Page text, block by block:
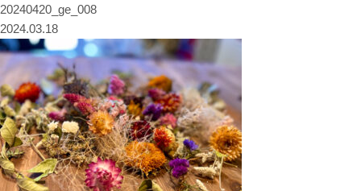
20240420_ge_008
2024.03.18